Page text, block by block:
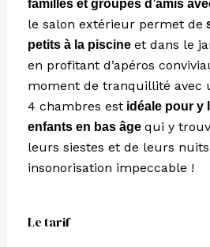
familles et groupes d’amis
le salon extérieur permet de
petits à la piscine et dans le
en profitant d’apéros
moment de tranquillité avec
4 chambres estidéale pour y
enfants en bas âge qui y
leurs siestes et de leurs
insonorisation impeccable !
Le tarif